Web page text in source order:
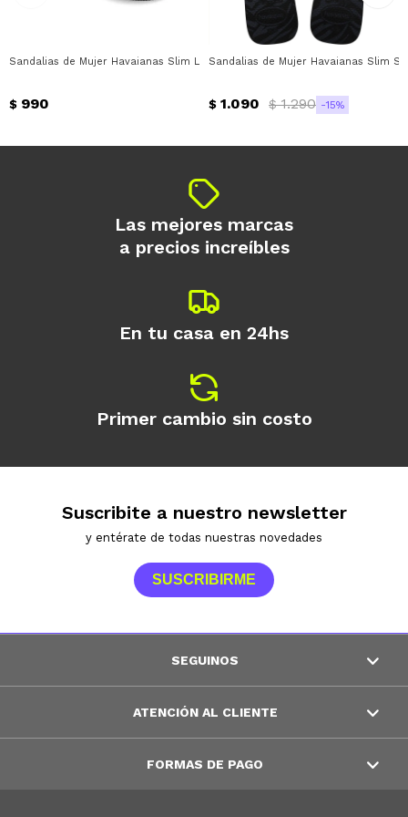
Sandalias de Mujer Havaianas Slim Logo Metallic Havaianas - Negro -
$ 990
Sandalias de Mujer Havaianas Slim
$ 1.090 $ 1.290 15
Las mejores marcas
a precios increíbles
En tu casa en 24hs
Primer cambio sin costo
Suscribite a nuestro newsletter
y entérate de todas nuestras novedades
SUSCRIBIRME
SEGUINOS
ATENCIÓN AL CLIENTE
FORMAS DE PAGO
Año
* sujeto a aprobación crediticia. El monto
disponible puede variar por comercio